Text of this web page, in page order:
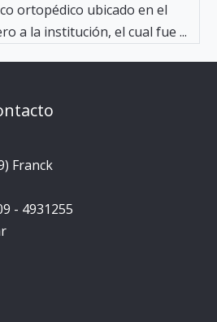
ortopédico ubicado en el
a la institución, el cual fue ...
Franck
- 4931255